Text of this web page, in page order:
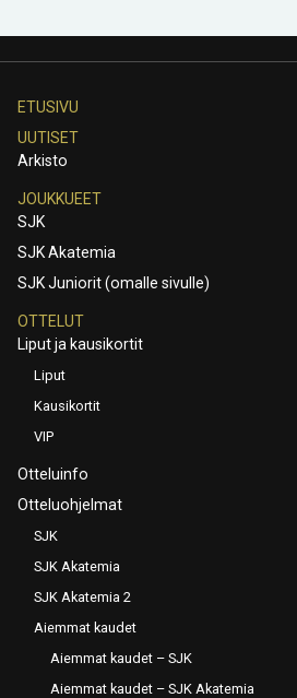
ETUSIVU
UUTISET
Arkisto
JOUKKUEET
SJK
SJK Akatemia
SJK Juniorit (omalle sivulle)
OTTELUT
Liput ja kausikortit
Liput
Kausikortit
VIP
Otteluinfo
Otteluohjelmat
SJK
SJK Akatemia
SJK Akatemia 2
Aiemmat kaudet
Aiemmat kaudet – SJK
Aiemmat kaudet – SJK Akatemia